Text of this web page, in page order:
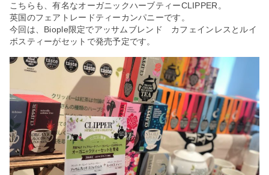
こちらも、有名なオーガニックハーブティーCLIPPER。
英国のフェアトレードティーカンパニーです。
今回は、Biople限定でアッサムブレンド カフェインレスとルイ
ボスティーがセットで発売予定です。